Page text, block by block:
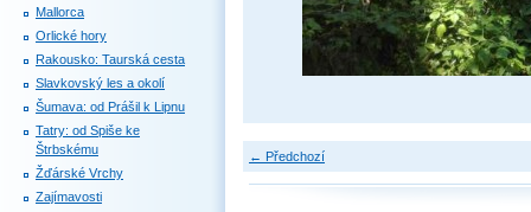
← Předchozí
Mallorca
Orlické hory
Rakousko: Taurská cesta
Slavkovský les a okolí
Šumava: od Prášil k Lipnu
Tatry: od Spiše ke
Štrbskému
Žďárské Vrchy
Zajímavosti